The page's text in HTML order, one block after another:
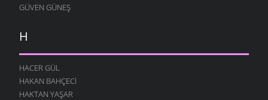
SÖZÜM ANLAYANA
HALI PERIŞAN
13 KASIM 2009
KÖYDE SENI BEKLIYOR
4 KASIM 2009
GÜVEN GÜNEŞ
H
HACER GÜL
HAKAN BAHÇECI
HAKTAN YAŞAR